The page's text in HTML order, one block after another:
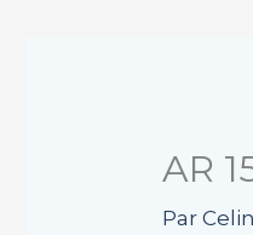
AR
Par